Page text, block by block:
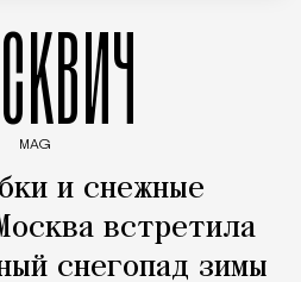
MAG
и снежные
встретила
снегопад зимы